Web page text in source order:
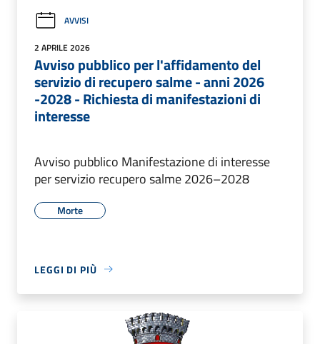
AVVISI
2 APRILE 2026
Avviso pubblico per l'affidamento del
servizio di recupero salme - anni 2026
-2028 - Richiesta di manifestazioni di
interesse
Avviso pubblico Manifestazione di interesse
per servizio recupero salme 2026–2028
Morte
LEGGI DI PIÙ